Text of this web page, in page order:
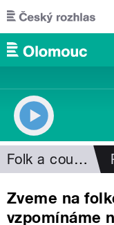
Přejít k hlavnímu
Folk a country
Zveme na
vzpomínáme